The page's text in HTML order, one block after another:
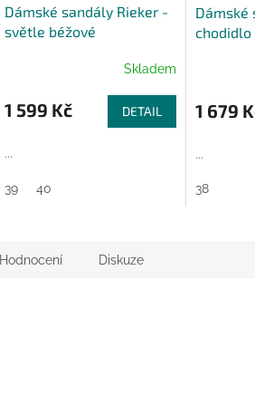
Dámské sandály Rieker -
světle béžové
Skladem
1 599 Kč DETAIL
...
39 40
Dámské
chodidlo
1 679
...
38
Hodnocení Diskuze